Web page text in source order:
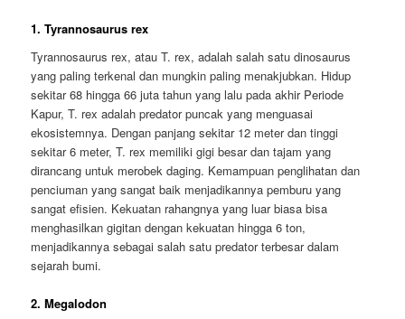
1. Tyrannosaurus rex
Tyrannosaurus rex, atau T. rex, adalah salah satu dinosaurus
yang paling terkenal dan mungkin paling menakjubkan. Hidup
sekitar 68 hingga 66 juta tahun yang lalu pada akhir Periode
Kapur, T. rex adalah predator puncak yang menguasai
ekosistemnya. Dengan panjang sekitar 12 meter dan tinggi
sekitar 6 meter, T. rex memiliki gigi besar dan tajam yang
dirancang untuk merobek daging. Kemampuan penglihatan dan
penciuman yang sangat baik menjadikannya pemburu yang
sangat efisien. Kekuatan rahangnya yang luar biasa bisa
menghasilkan gigitan dengan kekuatan hingga 6 ton,
menjadikannya sebagai salah satu predator terbesar dalam
sejarah bumi.
2. Megalodon